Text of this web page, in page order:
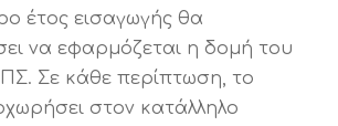
έτος εισαγωγής θα
να εφαρμόζεται η δομή του
Σε κάθε περίπτωση, το
στον κατάλληλο